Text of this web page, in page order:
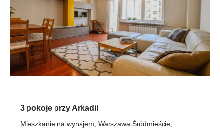
3 pokoje przy Arkadii
Mieszkanie na wynajem, Warszawa Śródmieście,